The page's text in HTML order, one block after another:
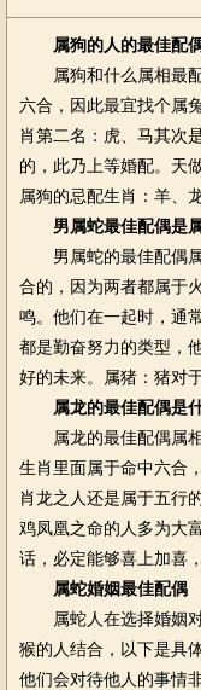
属狗的人的最佳配
属狗和什么属相最配
六合，因此最宜找个属
肖第二名：虎、马其次
的，此乃上等婚配。天
属狗的忌配生肖：羊、
男属蛇最佳配偶是
男属蛇的最佳配偶属
合的，因为两者都属于
鸣。他们在一起时，通
都是勤奋努力的类型，
好的未来。属猪：猪对
属龙的最佳配偶是
属龙的最佳配偶属相
生肖里面属于命中六合
肖龙之人还是属于五行
鸡凤凰之命的人多为大
话，必定能够喜上加喜
属蛇婚姻最佳配偶
属蛇人在选择婚姻对
猴的人结合，以下是具
他们会对待他人的事情